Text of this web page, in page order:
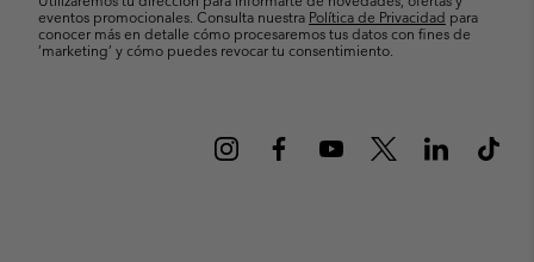
eventos promocionales. Consulta nuestra Política de Privacidad para
conocer más en detalle cómo procesaremos tus datos con fines de
’marketing’ y cómo puedes revocar tu consentimiento.